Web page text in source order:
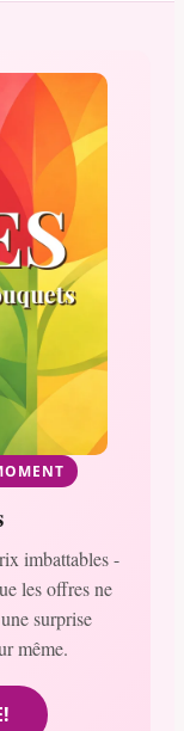
imbattables -
les offres ne
surprise
même.